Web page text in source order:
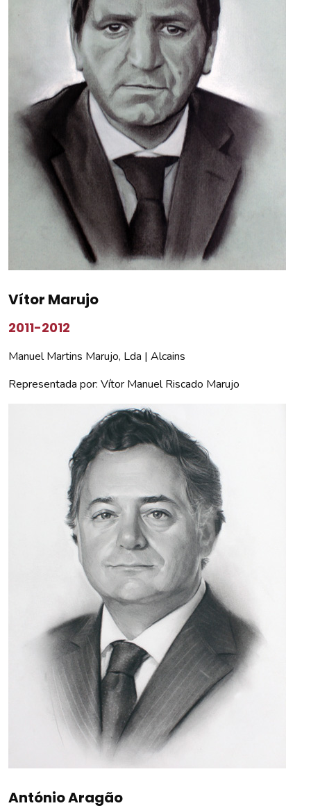
Vítor Marujo
2011-2012
Manuel Martins Marujo, Lda | Alcains
Representada por: Vítor Manuel Riscado Marujo
António Aragão